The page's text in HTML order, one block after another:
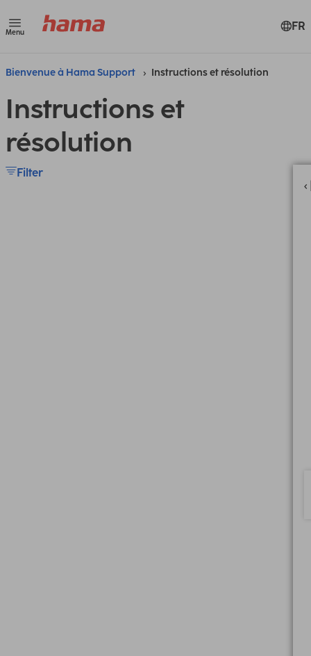
Menu FR
Bienvenue à Hama Support Instructions et résolution
Instructions et
résolution
Filter